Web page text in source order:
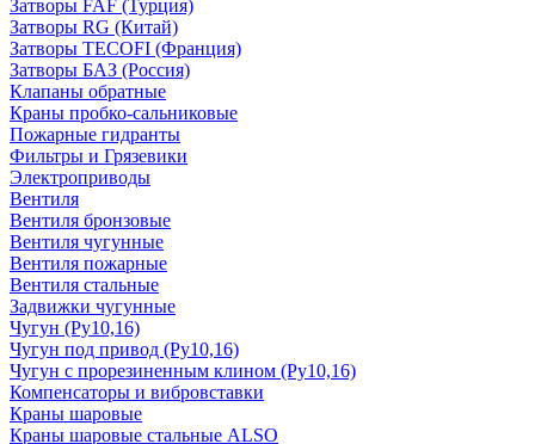
Затворы FAF (Турция)
Затворы RG (Китай)
Затворы TECOFI (Франция)
Затворы БАЗ (Россия)
Клапаны обратные
Краны пробко-сальниковые
Пожарные гидранты
Фильтры и Грязевики
Электроприводы
Вентиля
Вентиля бронзовые
Вентиля чугунные
Вентиля пожарные
Вентиля стальные
Задвижки чугунные
Чугун (Ру10,16)
Чугун под привод (Ру10,16)
Чугун с прорезиненным клином (Ру10,16)
Компенсаторы и вибровставки
Краны шаровые
Краны шаровые стальные ALSO